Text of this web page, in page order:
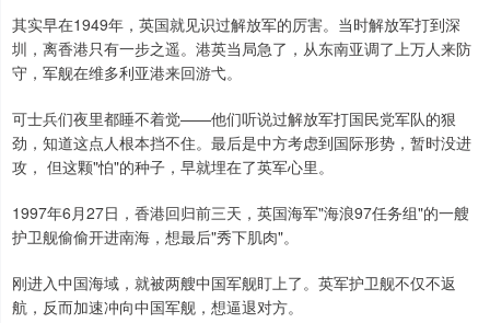
其实早在1949年，英国就见识过解放军的厉害。当时解放军打到深
圳，离香港只有一步之遥。港英当局急了，从东南亚调了上万人来防
守，军舰在维多利亚港来回游弋。
可士兵们夜里都睡不着觉——他们听说过解放军打国民党军队的狠
劲，知道这点人根本挡不住。最后是中方考虑到国际形势，暂时没进
攻， 但这颗"怕"的种子，早就埋在了英军心里。
1997年6月27日，香港回归前三天，英国海军"海浪97任务组"的一艘
护卫舰偷偷开进南海，想最后"秀下肌肉"。
刚进入中国海域，就被两艘中国军舰盯上了。英军护卫舰不仅不返
航，反而加速冲向中国军舰，想逼退对方。